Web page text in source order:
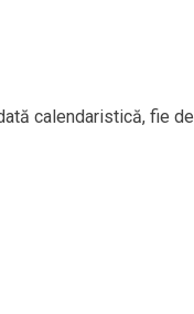
calendaristică, fie de